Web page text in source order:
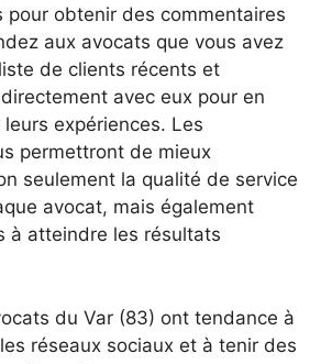
pour obtenir des commentaires
aux avocats que vous avez
de clients récents et
avec eux pour en
expériences. Les
permettront de mieux
seulement la qualité de service
avocat, mais également
à atteindre les résultats
du Var (83) ont tendance à
réseaux sociaux et à tenir des